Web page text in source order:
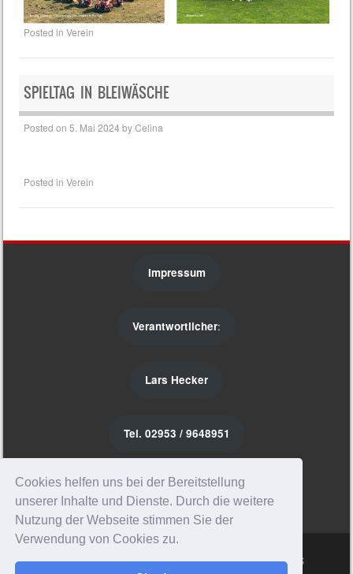
Cookies helfen uns bei der Bereitstellung
unserer Inhalte und Dienste. Durch die weitere
Nutzung der Webseite stimmen Sie der
Verwendung von Cookies zu.
Posted inVerein
SPIELTAG IN BLEIWÄSCHE
Posted on5. Mai 2024 byCelina
Posted inVerein
Impressum
Verantwortlicher:
Lars Hecker
Tel. 02953 / 9648951
Instagram
Sporty free WordPress Sports ThemePowered By WordPress